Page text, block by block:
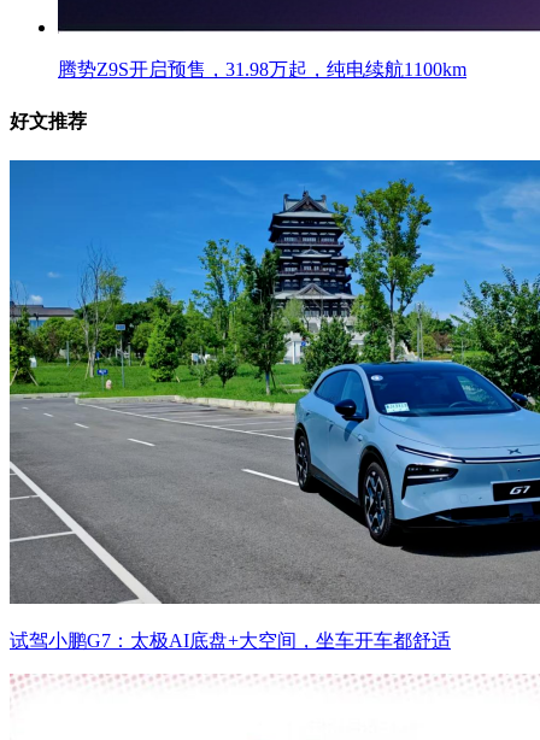
腾势Z9S开启预售，31.98万起，纯电续航1100km
好文推荐
试驾小鹏G7：太极AI底盘+大空间，坐车开车都舒适